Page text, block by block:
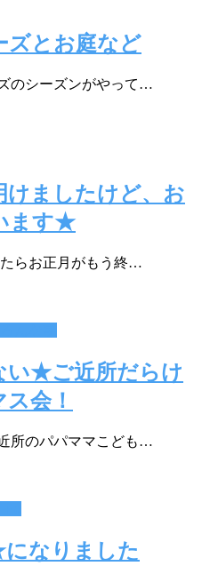
ズとお庭など
のシーズンがやって…
けましたけど、お
ます★
らお正月がもう終…
い★ご近所だらけ
会！
所のパパママこども…
なりました